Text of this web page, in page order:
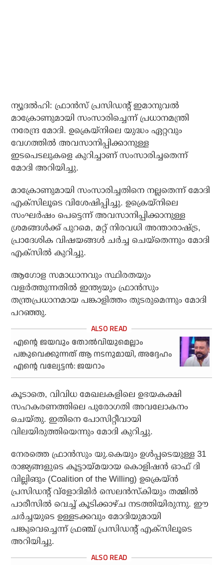
ന്യൂദല്‍ഹി: ഫ്രാന്‍സ് പ്രസിഡന്റ് ഇമാനുവല്‍
മാക്രോണുമായി സംസാരിച്ചെന്ന് പ്രധാനമന്ത്രി
നരേന്ദ്ര മോദി. ഉക്രെയ്‌നിലെ യുദ്ധം ഏറ്റവും
വേഗത്തില്‍ അവസാനിപ്പിക്കാനുള്ള
ഇടപെടലുകളെ കുറിച്ചാണ് സംസാരിച്ചതെന്ന്
മോദി അറിയിച്ചു.
മാക്രോണുമായി സംസാരിച്ചതിനെ നല്ലതെന്ന് മോദി
എക്‌സിലൂടെ വിശേഷിപ്പിച്ചു. ഉക്രെയ്‌നിലെ
സംഘര്‍ഷം പെട്ടെന്ന് അവസാനിപ്പിക്കാനുള്ള
ശ്രമങ്ങള്‍ക്ക് പുറമെ, മറ്റ് നിരവധി അന്താരാഷ്ട്ര,
പ്രാദേശിക വിഷയങ്ങള്‍ ചര്‍ച്ച ചെയ്‌തെന്നും മോദി
എക്‌സില്‍ കുറിച്ചു.
ആഗോള സമാധാനവും സ്ഥിരതയും
വളര്‍ത്തുന്നതില്‍ ഇന്ത്യയും ഫ്രാന്‍സും
തന്ത്രപ്രധാനമായ പങ്കാളിത്തം തുടരുമെന്നും മോദി
പറഞ്ഞു.
എന്റെ ജയവും തോല്‍വിയുമെല്ലാം
പങ്കുവെക്കുന്നത് ആ നടനുമായി, അദ്ദേഹം
എന്റെ വല്യേട്ടന്‍: ജയറാം
കൂടാതെ, വിവിധ മേഖലകളിലെ ഉഭയകക്ഷി
സഹകരണത്തിലെ പുരോഗതി അവലോകനം
ചെയ്തു. ഇതിനെ പോസിറ്റീവായി
വിലയിരുത്തിയെന്നും മോദി കുറിച്ചു.
നേരത്തെ ഫ്രാന്‍സും യു.കെയും ഉള്‍പ്പടെയുള്ള 31
രാജ്യങ്ങളുടെ കൂട്ടായ്മയായ കൊളിഷന്‍ ഓഫ് ദി
വില്ലിങും (Coalition of the Willing) ഉക്രെയ്ന്‍
പ്രസിഡന്റ് വ്‌ളോദിമിര്‍ സെലന്‍സ്‌കിയും തമ്മില്‍
പാരീസില്‍ വെച്ച് കൂടിക്കാഴ്ച നടത്തിയിരുന്നു. ഈ
ചര്‍ച്ചയുടെ ഉള്ളടക്കവും മോദിയുമായി
പങ്കുവെച്ചെന്ന് ഫ്രഞ്ച് പ്രസിഡന്റ് എക്‌സിലൂടെ
അറിയിച്ചു.